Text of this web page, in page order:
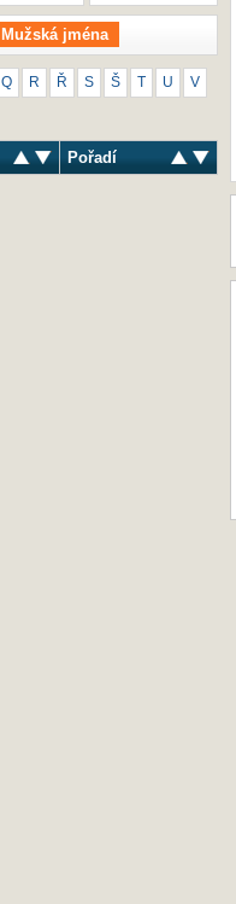
Mužská jména
Q R Ř S Š T U V
Pořadí